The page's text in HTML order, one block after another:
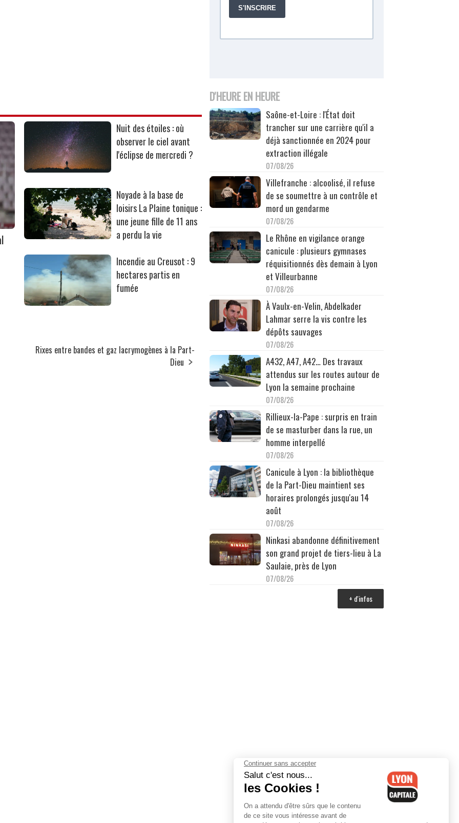
Nuit des étoiles : où
observer le ciel avant
l'éclipse de mercredi ?
Noyade à la base de
loisirs La Plaine tonique :
une jeune fille de 11 ans
a perdu la vie
Incendie au Creusot : 9
hectares partis en
fumée
Rixes entre bandes et gaz lacrymogènes à la Part-
Dieu
D'HEURE EN HEURE
Saône-et-Loire : l'État doit
trancher sur une carrière qu'il a
déjà sanctionnée en 2024 pour
extraction illégale
07/08/26
Villefranche : alcoolisé, il refuse
de se soumettre à un contrôle et
mord un gendarme
07/08/26
Le Rhône en vigilance orange
canicule : plusieurs gymnases
réquisitionnés dès demain à Lyon
et Villeurbanne
07/08/26
À Vaulx-en-Velin, Abdelkader
Lahmar serre la vis contre les
dépôts sauvages
07/08/26
A432, A47, A42… Des travaux
attendus sur les routes autour de
Lyon la semaine prochaine
07/08/26
Rillieux-la-Pape : surpris en train
de se masturber dans la rue, un
homme interpellé
07/08/26
Canicule à Lyon : la bibliothèque
de la Part-Dieu maintient ses
horaires prolongés jusqu'au 14
août
07/08/26
Ninkasi abandonne définitivement
son grand projet de tiers-lieu à La
Saulaie, près de Lyon
07/08/26
+ d'infos